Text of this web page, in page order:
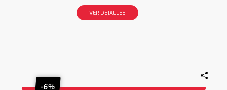
VER DETALLES
-6%